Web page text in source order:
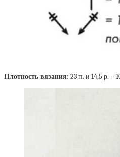
Плотность вязания: 23 п. и 14,5 р. =